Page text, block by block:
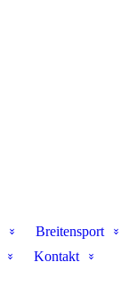
Breitensport
Kontakt